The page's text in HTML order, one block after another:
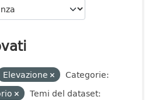
Elevazione
Categorie:
Temi del dataset: